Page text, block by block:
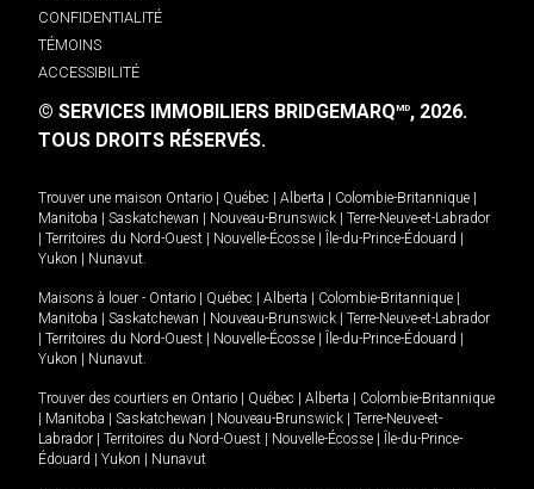
CONFIDENTIALITÉ
TÉMOINS
ACCESSIBILITÉ
© SERVICES IMMOBILIERS BRIDGEMARQMD, 2026.
TOUS DROITS RÉSERVÉS.
Trouver une maison Ontario Québec Alberta Colombie-Britannique
Manitoba
Saskatchewan Nouveau-Brunswick
Terre-Neuve-et-Labrador
Territoires du Nord-Ouest Nouvelle-Écosse Île-du-Prince-Édouard
Yukon
Nunavut.
Maisons à louer - Ontario Québec Alberta Colombie-Britannique
Manitoba
Saskatchewan Nouveau-Brunswick
Terre-Neuve-et-Labrador
Territoires du Nord-Ouest Nouvelle-Écosse Île-du-Prince-Édouard
Yukon
Nunavut.
Trouver des courtiers en Ontario Québec Alberta
Colombie-Britannique
Manitoba Saskatchewan Nouveau-Brunswick
Terre-Neuve-et-
Labrador
Territoires du Nord-Ouest Nouvelle-Écosse
Île-du-Prince-
Édouard
Yukon Nunavut